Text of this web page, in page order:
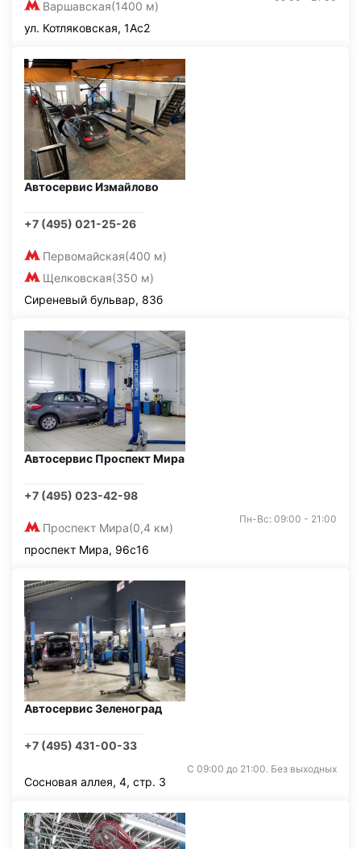
Варшавская(1400 м)
ул. Котляковская, 1Ас2
Автосервис Измайлово
+7 (495) 021-25-26
Первомайская(400 м)
Щелковская(350 м)
Сиреневый бульвар, 83б
Автосервис Проспект Мира
+7 (495) 023-42-98
Проспект Мира(0,4 км)
Пн-Вс: 09:00 - 21:00
проспект Мира, 96с16
Автосервис Зеленоград
+7 (495) 431-00-33
С 09:00 до 21:00. Без выходных
Сосновая аллея, 4, стр. 3